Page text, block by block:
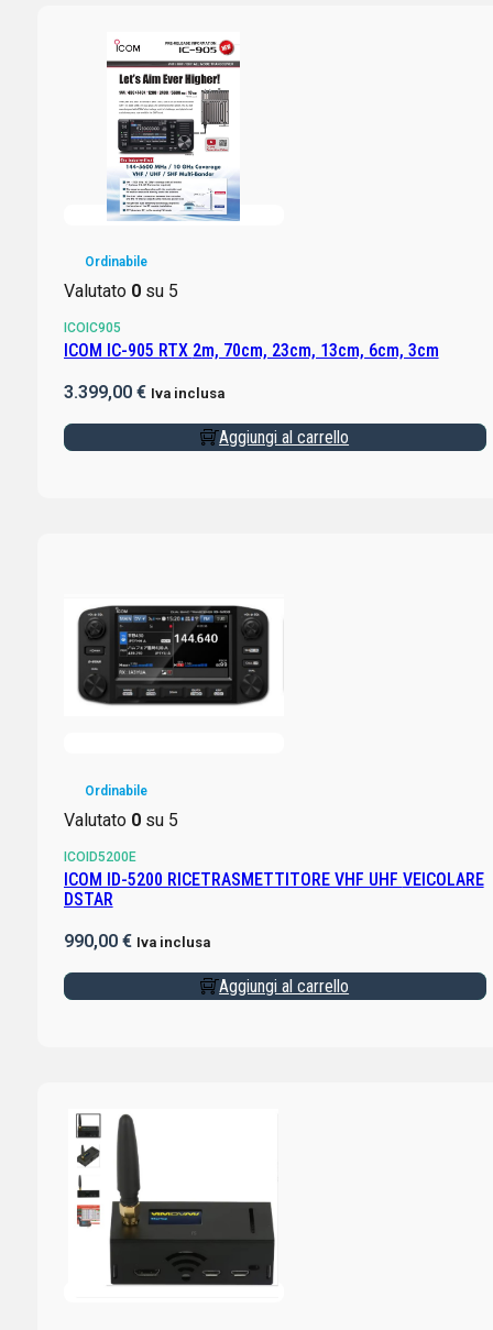
Ordinabile
Valutato 0su 5
ICOIC905
ICOM IC-905 RTX 2m, 70cm, 23cm, 13cm, 6cm, 3cm
3.399,00 € Iva inclusa
Aggiungi al carrello
Ordinabile
Valutato 0su 5
ICOID5200E
ICOM ID-5200 RICETRASMETTITORE VHF UHF VEICOLARE
DSTAR
990,00 € Iva inclusa
Aggiungi al carrello